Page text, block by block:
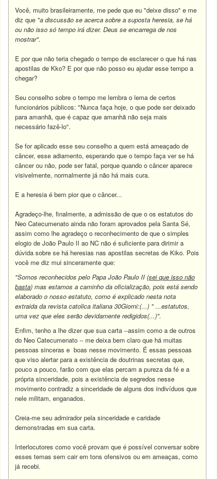
Você, muito brasileiramente, me pede que eu "deixe disso" e me
diz que "a discussão se acerca sobre a suposta heresia, se há
ou não isso só tempo irá dizer. Deus se encarrega de nos
mostrar".
E por que não teria chegado o tempo de esclarecer o que há nas
apostilas de Kko? E por que não posso eu ajudar esse tempo a
chegar?
Seu conselho sobre o tempo me lembra o lema de certos
funcionários públicos: "Nunca faça hoje, o que pode ser deixado
para amanhã, que é capaz que amanhã não seja mais
necessário fazê-lo".
Se for aplicado esse seu conselho a quem está ameaçado de
câncer, esse adiamento, esperando que o tempo faça ver se há
câncer ou não, pode ser fatal, porque quando o câncer aparece
visivelmente, normalmente já não há mais cura.
E a heresia é bem pior que o câncer...
Agradeço-lhe, finalmente, a admissão de que o os estatutos do
Neo Catecumenato ainda não foram aprovados pela Santa Sé,
assim como lhe agradeço o reconhecimento de que o simples
elogio de João Paulo II ao NC não é suficiente para dirimir a
dúvida sobre se há heresias nas apostilas secretas de Kiko. Pois
você me diz mui sinceramente que:
"Somos reconhecidos pelo Papa João Paulo II (sei que isso não
basta) mas estamos a caminho da oficialização, pois está sendo
elaborado o nosso estatuto, como é explicado nesta nota
extraida da revista catolica italiana 30Giorni:(...) " ...estatutos,
uma vez que eles serão devidamente redigidos(...)".
Enfim, tenho a lhe dizer que sua carta --assim como a de outros
do Neo Catecumenato -- me deixa bem claro que há muitas
pessoas sinceras e boas nesse movimento. É essas pessoas
que viso alertar para a existência de doutrinas secretas que,
pouco a pouco, farão com que elas percam a pureza da fé e a
própria sinceridade, pois a existência de segredos nesse
movimento contradiz a sinceridade de alguns dos indivíduos que
nele militam, enganados.
Creia-me seu admirador pela sinceridade e caridade
demonstradas em sua carta.
Interlocutores como você provam que é possível conversar sobre
esses temas sem cair em tons ofensivos ou em ameaças, como
já recebi.